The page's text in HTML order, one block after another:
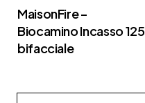
MaisonFire –
Biocamino Incasso 125
bifacciale